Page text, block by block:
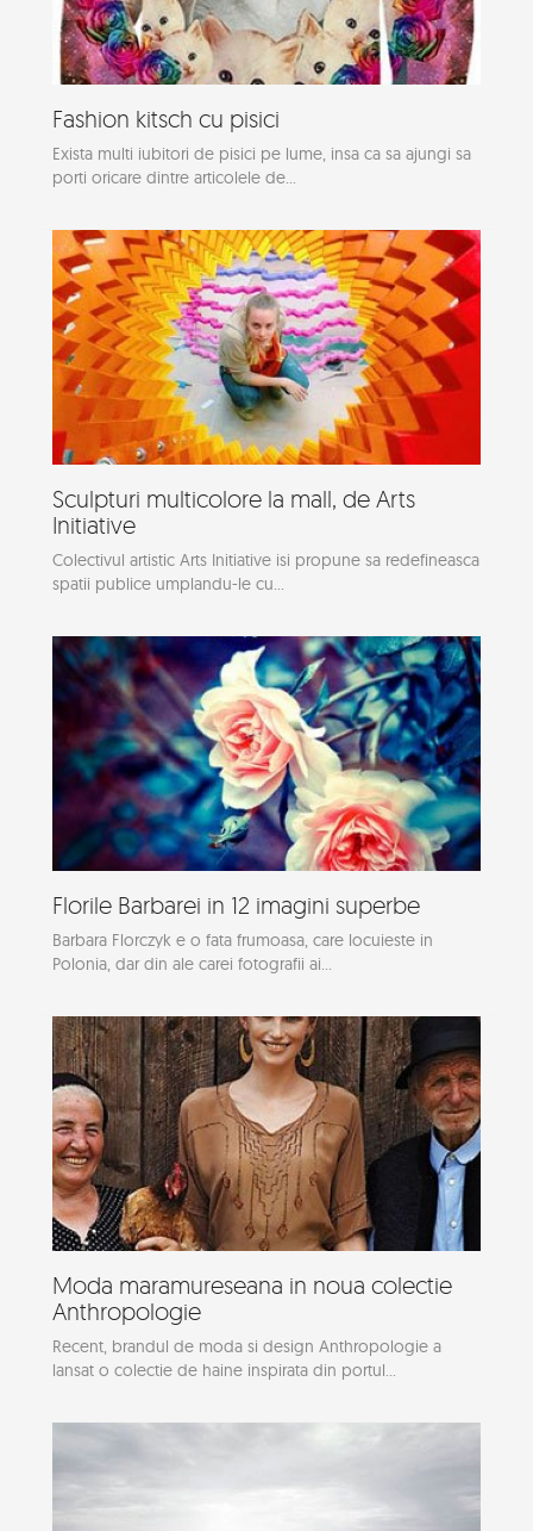
Fashion kitsch cu pisici
Exista multi iubitori de pisici pe lume, insa ca sa ajungi sa
porti oricare dintre articolele de...
Sculpturi multicolore la mall, de Arts
Initiative
Colectivul artistic Arts Initiative isi propune sa redefineasca
spatii publice umplandu-le cu...
Florile Barbarei in 12 imagini superbe
Barbara Florczyk e o fata frumoasa, care locuieste in
Polonia, dar din ale carei fotografii ai...
Moda maramureseana in noua colectie
Anthropologie
Recent, brandul de moda si design Anthropologie a
lansat o colectie de haine inspirata din portul...